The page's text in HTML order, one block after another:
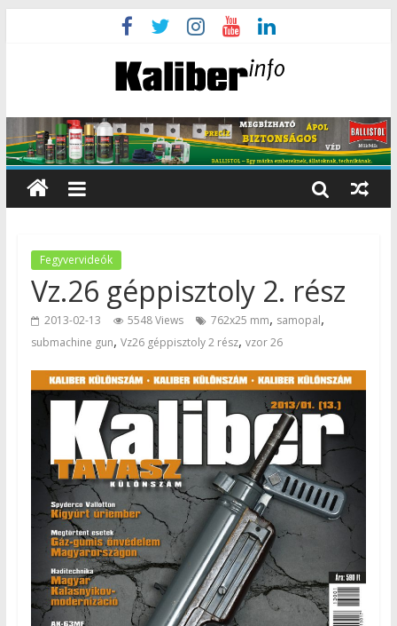
Fegyvervideók
Vz.26 géppisztoly 2. rész
2013-02-13 5548 Views 762x25 mm, samopal,
submachine gun, Vz26 géppisztoly 2 rész, vzor 26